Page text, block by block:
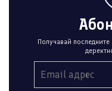
Получавай